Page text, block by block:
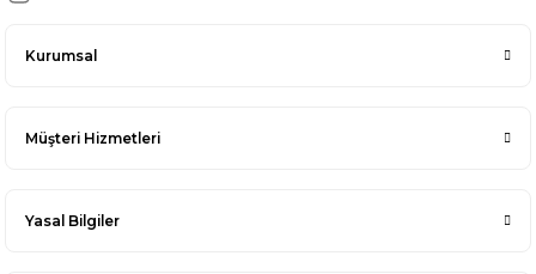
Kurumsal
Müşteri Hizmetleri
Yasal Bilgiler